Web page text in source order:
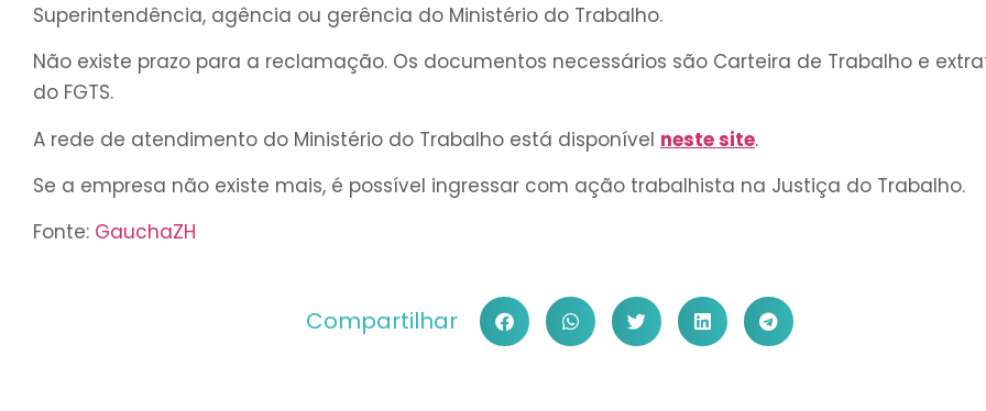
Superintendência, agência ou gerência do Ministério do Trabalho.
Não existe prazo para a reclamação. Os documentos necessários são Carteira de Trabalho e
do FGTS.
A rede de atendimento do Ministério do Trabalho está disponível neste site.
Se a empresa não existe mais, é possível ingressar com ação trabalhista na Justiça do Trabalho.
Fonte: GauchaZH
Compartilhar